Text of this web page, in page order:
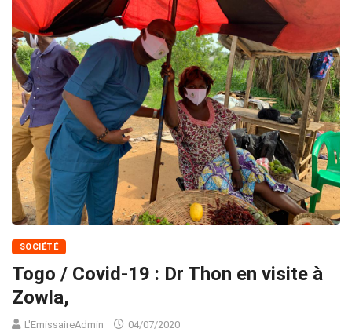
SOCIÉTÉ
Togo / Covid-19 : Dr Thon en visite à
Zowla,
L'EmissaireAdmin 04/07/2020